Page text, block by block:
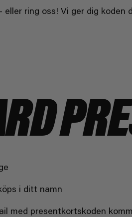
ring oss! Vi ger dig koden
i ditt namn
med presentkortskoden